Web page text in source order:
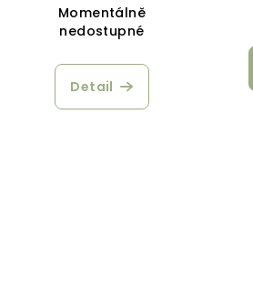
Momentálně
nedostupné
Detail